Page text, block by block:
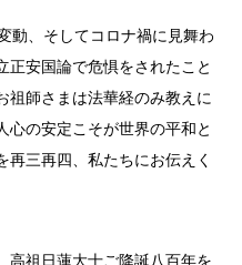
動、そしてコロナ禍に見舞わ
正安国論で危惧をされたこと
祖師さまは法華経のみ教えに
心の安定こそが世界の平和と
三再四、私たちにお伝えく
祖日蓮大士ご降誕八百年を